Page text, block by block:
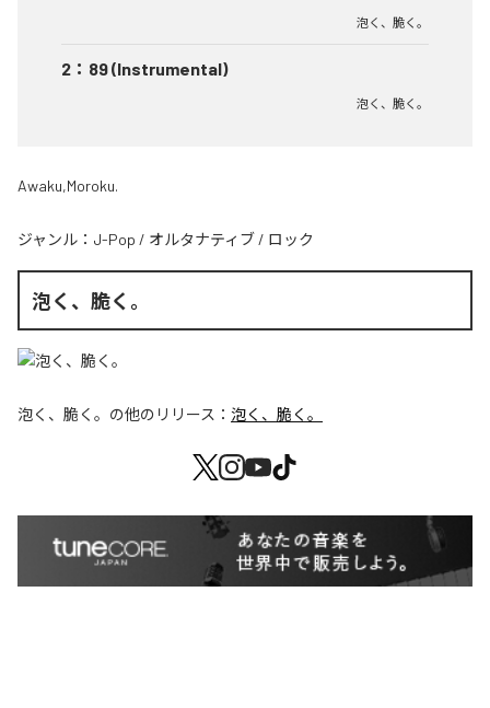
泡く、脆く。
2 ： 89 (Instrumental)
泡く、脆く。
Awaku,Moroku.
ジャンル： J-Pop / オルタナティブ / ロック
泡く、脆く。
泡く、脆く。 の他のリリース： 泡く、脆く。